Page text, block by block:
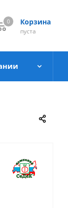
Корзина
0
пуста
0